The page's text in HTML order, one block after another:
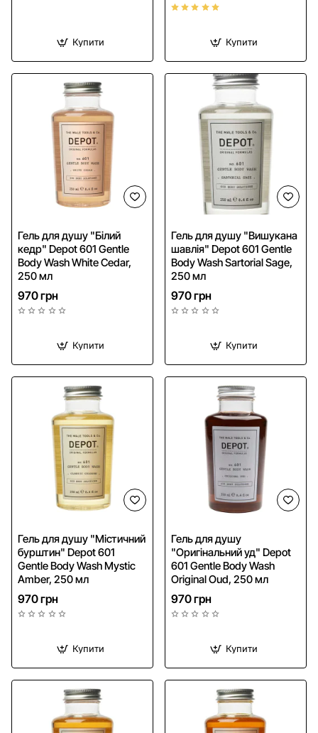
Купити Купити
Гель для душу "Білий
кедр" Depot 601 Gentle
Body Wash White Cedar,
250 мл
970 грн
Купити
Гель для душу "Вишукана
шавлія" Depot 601 Gentle
Body Wash Sartorial Sage,
250 мл
970 грн
Купити
Гель для душу "Містичний
бурштин" Depot 601
Gentle Body Wash Mystic
Amber, 250 мл
970 грн
Купити
Гель для душу
"Оригінальний уд" Depot
601 Gentle Body Wash
Original Oud, 250 мл
970 грн
Купити